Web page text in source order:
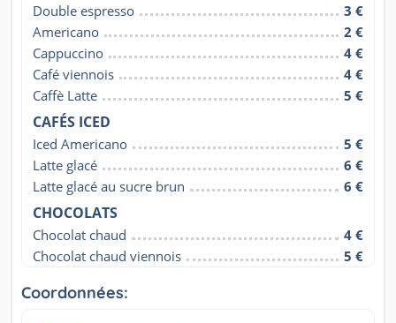
Double espresso
3 €
Americano
2 €
Cappuccino
4 €
Café viennois
4 €
Caffè Latte
5 €
CAFÉS ICED
Iced Americano
5 €
Latte glacé
6 €
Latte glacé au sucre brun
6 €
CHOCOLATS
Chocolat chaud
4 €
Chocolat chaud viennois
5 €
Coordonnées: